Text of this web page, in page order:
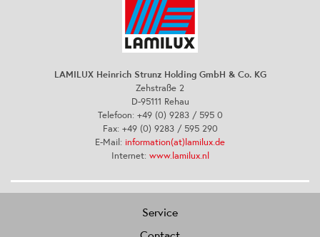
LAMILUX Heinrich Strunz Holding GmbH & Co. KG
Zehstraße 2
D-95111 Rehau
Telefoon: +49 (0) 9283 / 595 0
Fax: +49 (0) 9283 / 595 290
E-Mail: information(at)lamilux.de
Internet: www.lamilux.nl
Service